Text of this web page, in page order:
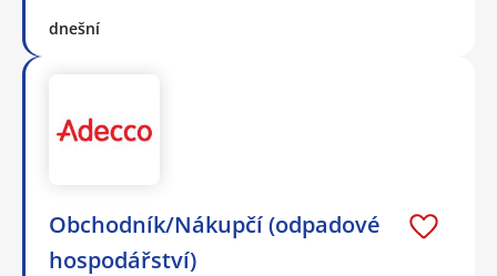
dnešní
Obchodník/Nákupčí (odpadové
hospodářství)